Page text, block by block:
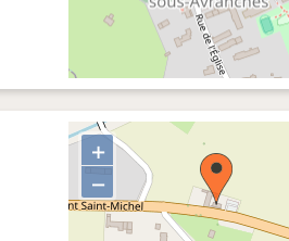
+
−